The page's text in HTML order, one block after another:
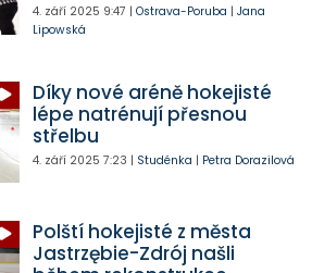
4. září 2025 9:47 | Ostrava-Poruba | Jana
Lipowská
Díky nové aréně hokejisté
lépe natrénují přesnou
střelbu
4. září 2025 7:23 | Studénka | Petra Dorazilová
Polští hokejisté z města
Jastrzębie-Zdrój našli